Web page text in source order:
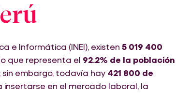
e Informática (INEI), existen 5 019 400
que representa el 92.2% de la población
; sin embargo, todavía hay 421 800 de
insertarse en el mercado laboral, la